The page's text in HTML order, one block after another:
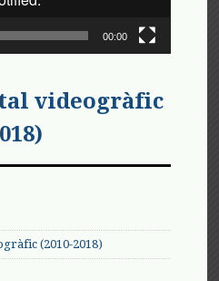
00:00
videogràfic
(2010-2018)